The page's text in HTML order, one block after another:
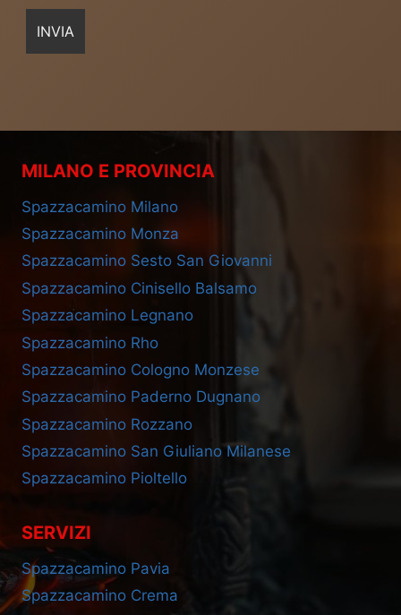
MILANO E PROVINCIA
Spazzacamino Milano
Spazzacamino Monza
Spazzacamino Sesto San Giovanni
Spazzacamino Cinisello Balsamo
Spazzacamino Legnano
Spazzacamino Rho
Spazzacamino Cologno Monzese
Spazzacamino Paderno Dugnano
Spazzacamino Rozzano
Spazzacamino San Giuliano Milanese
Spazzacamino Pioltello
SERVIZI
Spazzacamino Pavia
Spazzacamino Crema